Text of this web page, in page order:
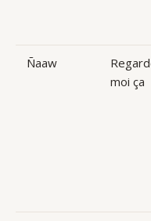
Ñaaw
moi ça